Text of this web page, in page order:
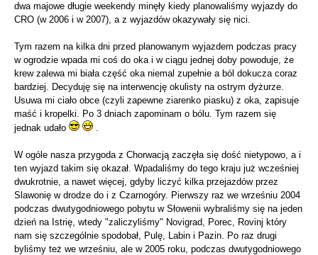
dwa majowe długie weekendy minęły kiedy planowaliśmy wyjazdy do
CRO (w 2006 i w 2007), a z wyjazdów okazywały się nici.
Tym razem na kilka dni przed planowanym wyjazdem podczas pracy
w ogrodzie wpada mi coś do oka i w ciągu jednej doby powoduje, że
krew zalewa mi biała część oka niemal zupełnie a ból dokucza coraz
bardziej. Decyduję się na interwencję okulisty na ostrym dyżurze.
Usuwa mi ciało obce (czyli zapewne ziarenko piasku) z oka, zapisuje
maść i kropelki. Po 3 dniach zapominam o bólu. Tym razem się
jednak udało
.
W ogóle nasza przygoda z Chorwacją zaczęła się dość nietypowo, a i
ten wyjazd takim się okazał. Wpadaliśmy do tego kraju już wcześniej
dwukrotnie, a nawet więcej, gdyby liczyć kilka przejazdów przez
Slawonię w drodze do i z Czarnogóry. Pierwszy raz we wrześniu 2004
podczas dwutygodniowego pobytu w Słowenii wybraliśmy się na jeden
dzień na Istrię, wtedy "zaliczyliśmy" Novigrad, Porec, Rovinj który
nam się szczególnie spodobał, Pulę, Labin i Pazin. Po raz drugi
byliśmy też we wrześniu, ale w 2005 roku, podczas dwutygodniowego